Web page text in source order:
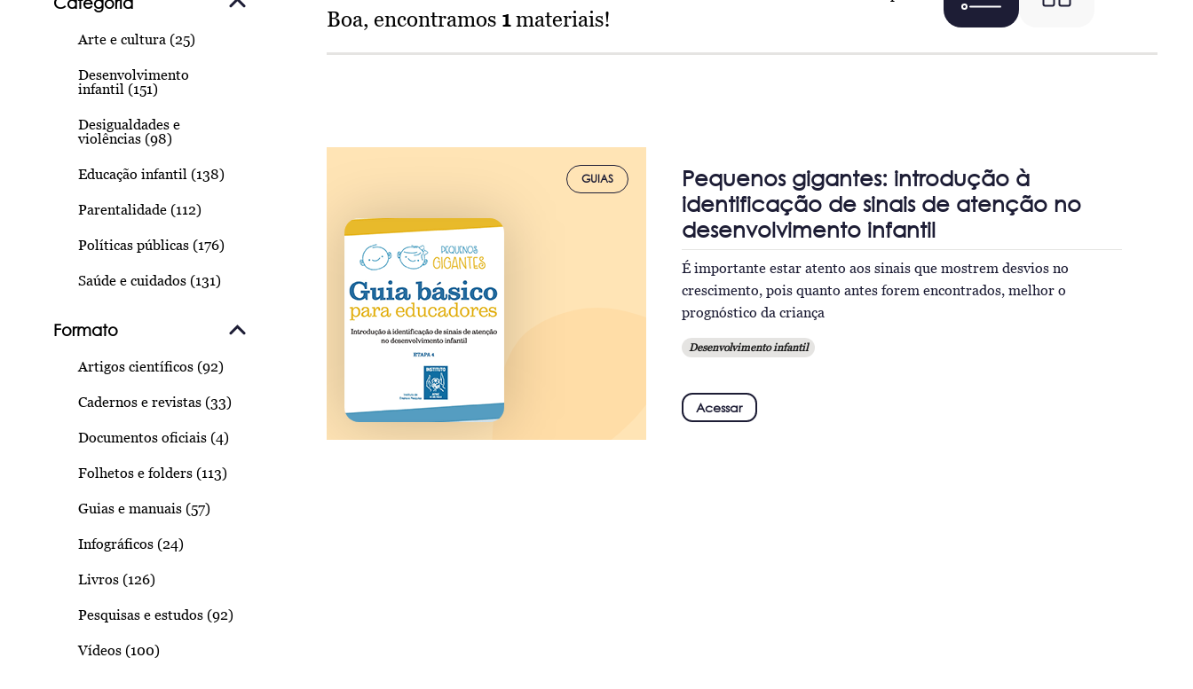
Arte e cultura (25)
Desenvolvimento
infantil (151)
Desigualdades e
violências (98)
Educação infantil (138)
Parentalidade (112)
Políticas públicas (176)
Saúde e cuidados (131)
Formato
Artigos científicos (92)
Cadernos e revistas (33)
Documentos oficiais (4)
Folhetos e folders (113)
Guias e manuais (57)
Infográficos (24)
Livros (126)
Pesquisas e estudos (92)
Vídeos (100)
Boa, encontramos 1materiais!
GUIAS
Pequenos gigantes: introdução à
identificação de sinais de atenção no
desenvolvimento infantil
É importante estar atento aos sinais que mostrem desvios no
crescimento, pois quanto antes forem encontrados, melhor o
prognóstico da criança
Desenvolvimento infantil
Acessar